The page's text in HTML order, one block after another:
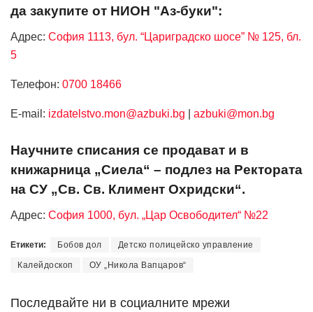
да закупите от НИОН "Аз-буки":
Адрес: София 1113, бул. “Цариградско шосе” № 125, бл.
5
Телефон: 0700 18466
Е-mail: izdatelstvo.mon@azbuki.bg azbuki@mon.bg
Научните списания се продават и в
книжарница „Сиела“ – подлез на Ректората
на СУ „Св. Св. Климент Охридски“.
Адрес: София 1000, бул. „Цар Освободител“ №22
Етикети: Бобов дол Детско полицейско управление
Калейдоскоп ОУ „Никола Вапцаров“
Последвайте ни в социалните мрежи